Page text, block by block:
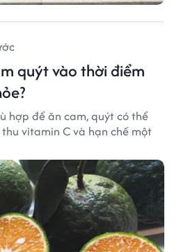
quýt vào thời điểm
hợp để ăn cam, quýt có thể
vitamin C và hạn chế một